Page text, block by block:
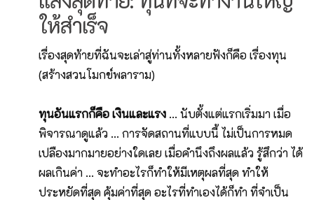
ให้สำเร็จ
​เรื่องสุดท้ายที่ฉันจะเล่าสู่ท่านทั้งหลายฟังก็คือ เรื่องทุน
(สร้างสวนโมกข์พลาราม)
ทุนอันแรกก็คือ เงินและแรง ... นับตั้งแต่แรกเริ่มมา เมื่อ
พิจารณาดูแล้ว ... การจัดสถานที่แบบนี้ ไม่เป็นการหมด
เปลืองมากมายอย่างใดเลย เมื่อคำนึงถึงผลแล้ว รู้สึกว่า ได้
ผลเกินค่า ... จะทำอะไรก็ทำให้มีเหตุผลที่สุด ทำให้
ประหยัดที่สุด คุ้มค่าที่สุด อะไรที่ทำเองได้ก็ทำ ที่จำเป็น